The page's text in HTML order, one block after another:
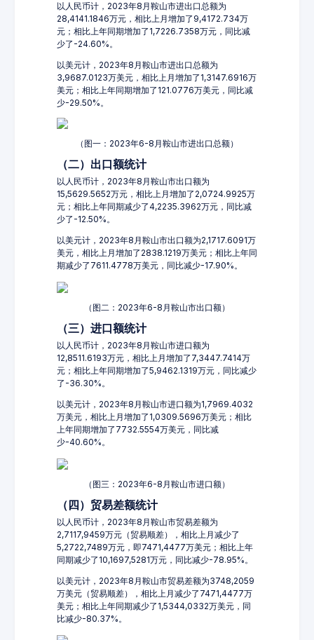
以人民币计，2023年8月鞍山市进出口总额为
28,4141.1846万元，相比上月增加了9,4172.734万
元；相比上年同期增加了1,7226.7358万元，同比减
少了-24.60%。
以美元计，2023年8月鞍山市进出口总额为
3,9687.0123万美元，相比上月增加了1,3147.6916万
美元；相比上年同期增加了121.0776万美元，同比减
少-29.50%。
（图一：2023年6-8月鞍山市进出口总额）
（二）出口额统计
以人民币计，2023年8月鞍山市出口额为
15,5629.5652万元，相比上月增加了2,0724.9925万
元；相比上年同期减少了4,2235.3962万元，同比减
少了-12.50%。
以美元计，2023年8月鞍山市出口额为2,1717.6091万
美元，相比上月增加了2838.1219万美元；相比上年同
期减少了7611.4778万美元，同比减少-17.90%。
（图二：2023年6-8月鞍山市出口额）
（三）进口额统计
以人民币计，2023年8月鞍山市进口额为
12,8511.6193万元，相比上月增加了7,3447.7414万
元；相比上年同期增加了5,9462.1319万元，同比减少
了-36.30%。
以美元计，2023年8月鞍山市进口额为1,7969.4032
万美元，相比上月增加了1,0309.5696万美元；相比
上年同期增加了7732.5554万美元，同比减
少-40.60%。
（图三：2023年6-8月鞍山市进口额）
（四）贸易差额统计
以人民币计，2023年8月鞍山市贸易差额为
2,7117,9459万元（贸易顺差），相比上月减少了
5,2722,7489万元，即7471,4477万美元；相比上年
同期减少了10,1697,5281万元，同比减少-78.95%。
以美元计，2023年8月鞍山市贸易差额为3748,2059
万美元（贸易顺差），相比上月减少了7471,4477万
美元；相比上年同期减少了1,5344,0332万美元，同
比减少-80.37%。